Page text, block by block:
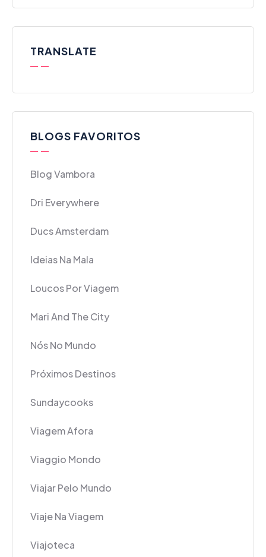
TRANSLATE
BLOGS FAVORITOS
Blog Vambora
Dri Everywhere
Ducs Amsterdam
Ideias Na Mala
Loucos Por Viagem
Mari And The City
Nós No Mundo
Próximos Destinos
Sundaycooks
Viagem Afora
Viaggio Mondo
Viajar Pelo Mundo
Viaje Na Viagem
Viajoteca